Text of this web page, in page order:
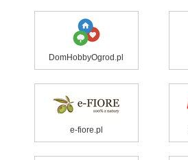
DomHobbyOgrod.pl
e-fiore.pl